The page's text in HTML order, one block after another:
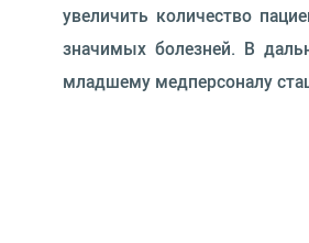
увеличить количество
значимых болезней. В
младшему медперсоналу